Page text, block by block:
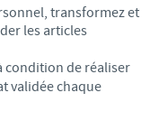
transformez et
les articles
condition de réaliser
validée chaque